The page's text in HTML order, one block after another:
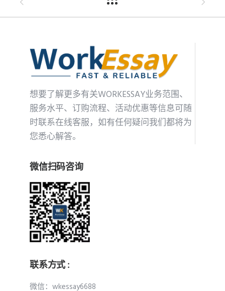
想要了解更多有关WORKESSAY业务范围、
服务水平、订购流程、活动优惠等信息可随
时联系在线客服，如有任何疑问我们都将为
您悉心解答。
微信扫码咨询
联系方式 :
微信：wkessay6688